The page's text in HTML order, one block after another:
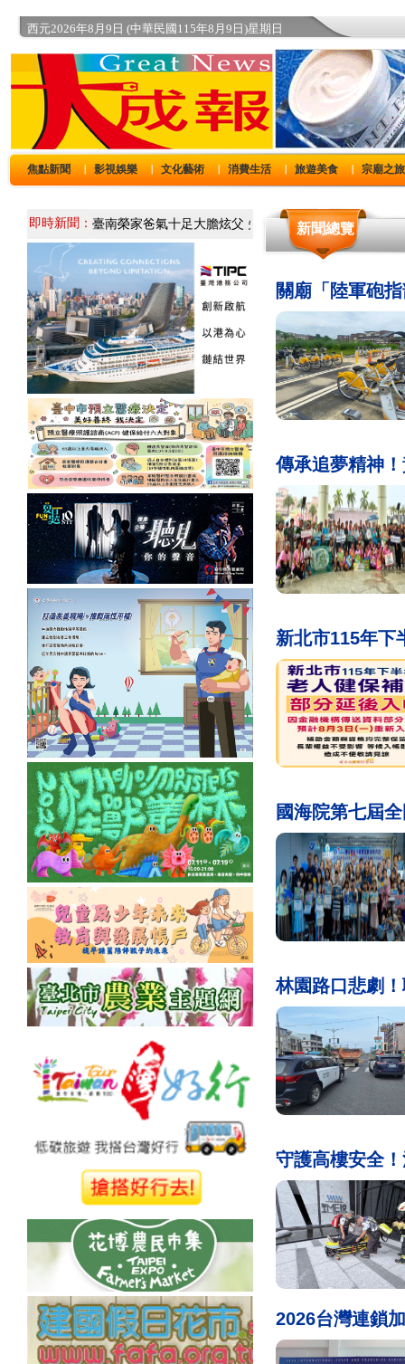
西元2026年8月9日 (中華民國115年8月9日)星期日
焦點新聞 影視娛樂 文化藝術 消費生活 旅遊美食 宗廟之旅
即時新聞： 新聞總覽
關廟「陸軍砲
傳承追夢精神
新北市115年
國海院第七屆
林園路口悲劇
守護高樓安全
2026台灣連鎖